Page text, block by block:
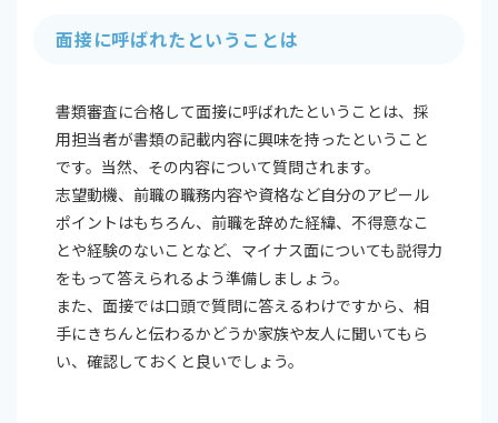
面接に呼ばれたということは
書類審査に合格して面接に呼ばれたということは、採
用担当者が書類の記載内容に興味を持ったということ
です。当然、その内容について質問されます。
志望動機、前職の職務内容や資格など自分のアピール
ポイントはもちろん、前職を辞めた経緯、不得意なこ
とや経験のないことなど、マイナス面についても説得力
をもって答えられるよう準備しましょう。
また、面接では口頭で質問に答えるわけですから、相
手にきちんと伝わるかどうか家族や友人に聞いてもら
い、確認しておくと良いでしょう。